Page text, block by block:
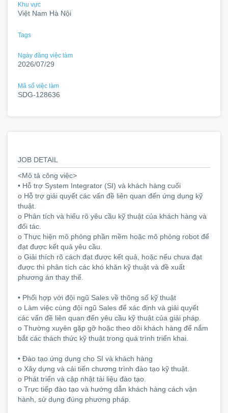
Khu vực
Việt Nam Hà Nội
Tags
Ngày đăng việc làm
2026/07/29
Mã số việc làm
SDG-128636
JOB DETAIL
<Mô tả công việc>
• Hỗ trợ System Integrator (SI) và khách hàng cuối
o Hỗ trợ giải quyết các vấn đề liên quan đến ứng dụng kỹ
thuật.
o Phân tích và hiểu rõ yêu cầu kỹ thuật của khách hàng và
đối tác.
o Thực hiện mô phỏng phần mềm hoặc mô phỏng robot để
đạt được kết quả yêu cầu.
o Giải thích rõ cách đạt được kết quả, hoặc nếu chưa đạt
được thì phân tích các khó khăn kỹ thuật và đề xuất
phương án thay thế.
• Phối hợp với đội ngũ Sales về thông số kỹ thuật
o Làm việc cùng đội ngũ Sales để xác định và giải quyết
các vấn đề liên quan đến yêu cầu kỹ thuật của giải pháp.
o Thường xuyên gặp gỡ hoặc theo dõi khách hàng để nắm
bắt các thách thức kỹ thuật trong quá trình triển khai.
• Đào tạo ứng dụng cho SI và khách hàng
o Xây dựng và cải tiến chương trình đào tạo kỹ thuật.
o Phát triển và cập nhật tài liệu đào tạo.
o Trực tiếp đào tạo và hướng dẫn khách hàng cách vận
hành, sử dụng đúng phương pháp.